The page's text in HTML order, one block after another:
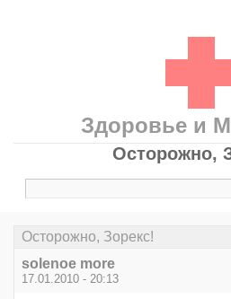
Здоровье и
Осторожно,
Осторожно, Зорекс!
solenoe more
17.01.2010 - 20:13